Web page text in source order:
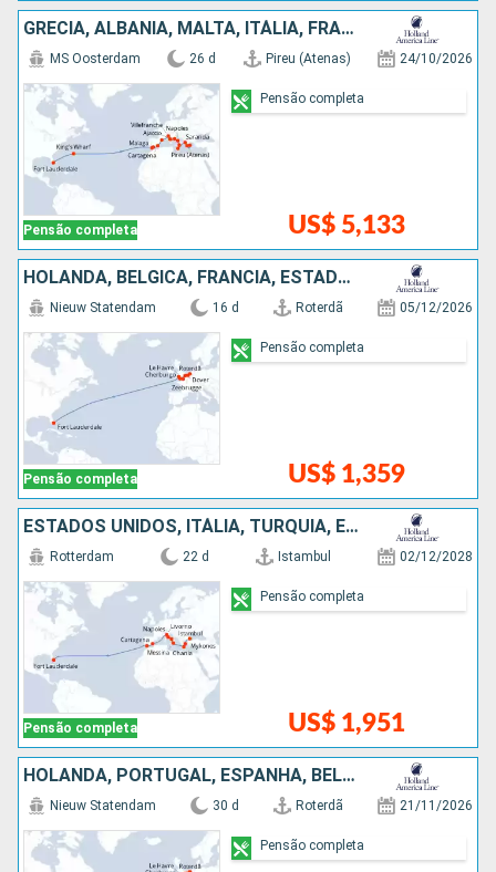
GRÉCIA, ALBÂNIA, MALTA, ITÁLIA, FRANCIA, ESPANHA, BERMUDAS, ESTADOS UNIDOS
Pensão completa
MS Oosterdam 26 d Pireu (Atenas) 24/10/2026
US$ 5,133
Pensão completa
HOLANDA, BÉLGICA, FRANCIA, ESTADOS UNIDOS
Pensão completa
Nieuw Statendam 16 d Roterdã 05/12/2026
US$ 1,359
Pensão completa
ESTADOS UNIDOS, ITÁLIA, TURQUIA, ESPANHA, GRÉCIA
Pensão completa
Rotterdam 22 d Istambul 02/12/2028
US$ 1,951
Pensão completa
HOLANDA, PORTUGAL, ESPANHA, BÉLGICA, FRANCIA, ESTADOS UNIDOS
Nieuw Statendam 30 d Roterdã 21/11/2026
Pensão completa